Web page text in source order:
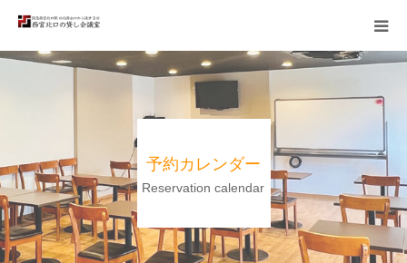
予約カレンダー
Reservation calendar
利用例
料金